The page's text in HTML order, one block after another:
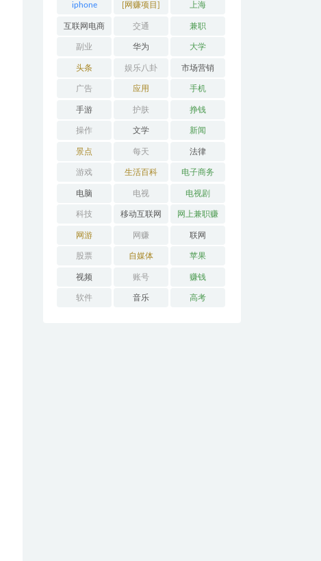
iphone [网赚项目] 上海
互联网电商 交通 兼职
副业 华为 大学
头条 娱乐八卦 市场营销
广告 应用 手机
手游 护肤 挣钱
操作 文学 新闻
景点 每天 法律
游戏 生活百科 电子商务
电脑 电视 电视剧
科技 移动互联网 网上兼职赚
钱
网游 网赚 联网
股票 自媒体 苹果
视频 账号 赚钱
软件 音乐 高考